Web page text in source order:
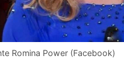
Romina Power (Facebook)